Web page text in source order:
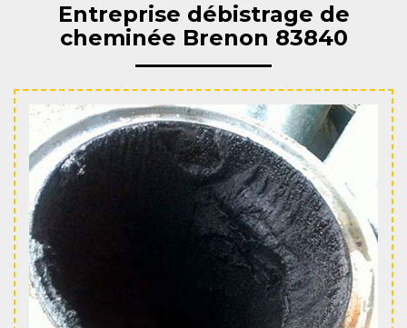
Entreprise débistrage de
cheminée Brenon 83840